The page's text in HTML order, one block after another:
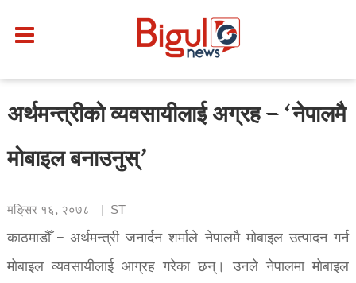
अर्थमन्त्रीको व्यवसायीलाई अग्रह – ‘नेपालमै
मोबाइल बनाउनुस्’
मङि्सर १६, २०७८ ST
काठमाडौँ – अर्थमन्त्री जनार्दन शर्माले नेपालमै मोबाइल उत्पादन गर्न
मोबाइल व्यवसायीलाई आग्रह गरेका छन्। उनले नेपालमा मोबाइल